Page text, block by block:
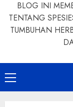
BLOG INI
TENTANG
TUMBUHAN
Primary
Menu